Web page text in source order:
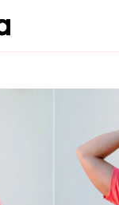
nytt
& skönhet